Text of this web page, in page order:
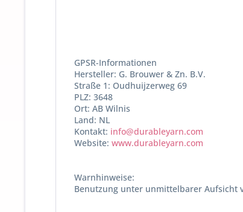
GPSR-Informationen
Hersteller: G. Brouwer & Zn. B.V.
Straße 1: Oudhuijzerweg 69
PLZ: 3648
Ort: AB Wilnis
Land: NL
Kontakt: info@durableyarn.com
Website: www.durableyarn.com
Warnhinweise:
Benutzung unter unmittelbarer Aufsicht